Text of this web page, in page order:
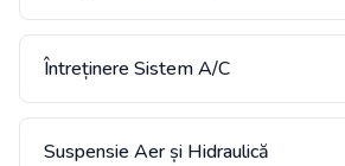
Întreținere Sistem A/C
Suspensie Aer și Hidraulică